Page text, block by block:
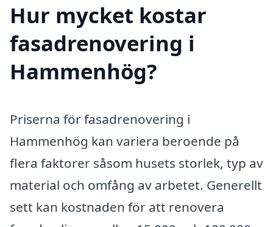
Hur mycket kostar
fasadrenovering i
Hammenhög?
Priserna för fasadrenovering i
Hammenhög kan variera beroende på
flera faktorer såsom husets storlek, typ av
material och omfång av arbetet. Generellt
sett kan kostnaden för att renovera